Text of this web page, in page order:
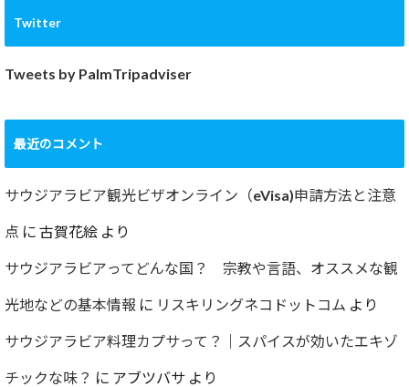
Twitter
Tweets by PalmTripadviser
最近のコメント
サウジアラビア観光ビザオンライン（eVisa)申請方法と注意
点 に 古賀花絵 より
サウジアラビアってどんな国？ 宗教や言語、オススメな観
光地などの基本情報 に リスキリングネコドットコム より
サウジアラビア料理カプサって？｜スパイスが効いたエキゾ
チックな味？ に アブツバサ より